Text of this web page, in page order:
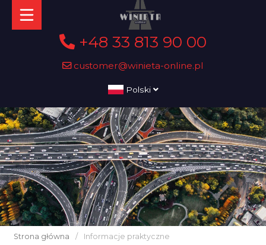
+48 33 813 90 00
customer@winieta-online.pl
Polski
Strona główna / Informacje praktyczne